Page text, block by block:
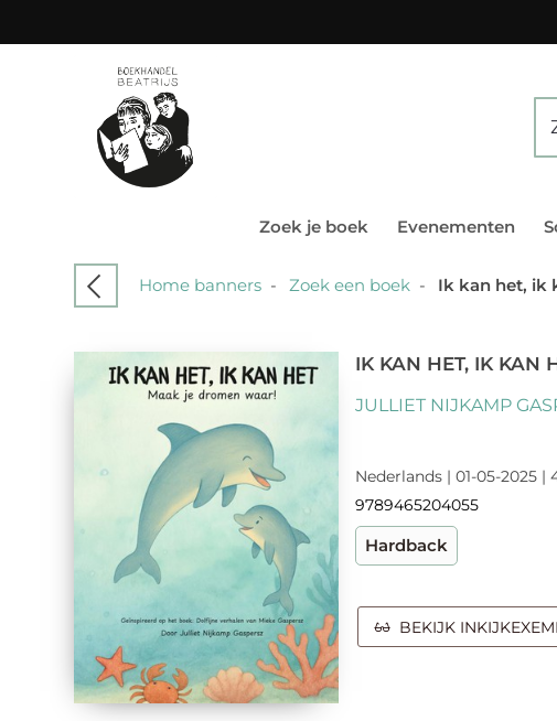
Zoek je boek Evenementen
Home banners - Zoek een boek - Ik kan het, ik
IK KAN HET, IK KAN
JULLIET NIJKAMP
Nederlands | 01-05-2025 |
9789465204055
Hardback
BEKIJK